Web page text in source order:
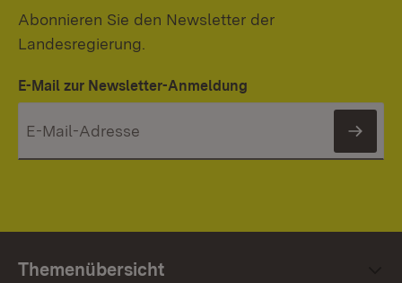
Abonnieren Sie den Newsletter der
Landesregierung.
E-Mail zur Newsletter-Anmeldung
Themenübersicht